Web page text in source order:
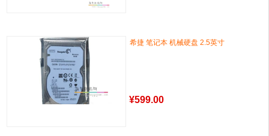
希捷 笔记本 机械硬盘 2.5英寸
¥599.00